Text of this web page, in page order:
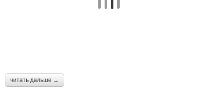
читать дальше →